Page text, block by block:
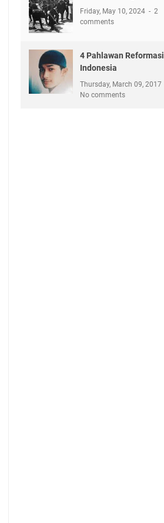
Friday, May 10, 2024
2
comments
4 Pahlawan Reformasi
Indonesia
Thursday, March 09, 2017
No comments